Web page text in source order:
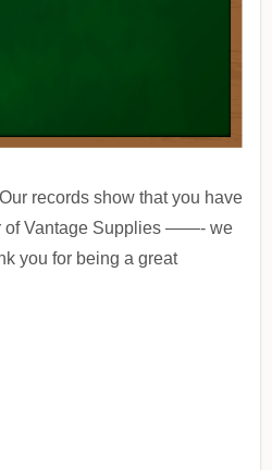
records show that you have
of Vantage Supplies ——- we
you for being a great